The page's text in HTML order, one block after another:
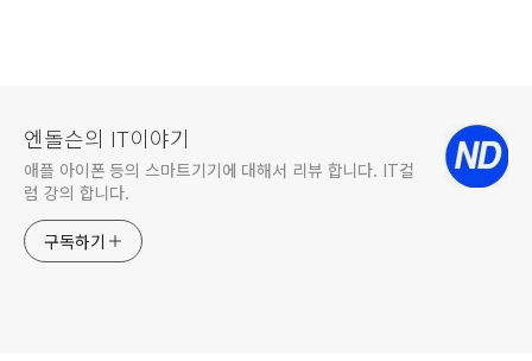
엔돌슨의 IT이야기
애플 아이폰 등의 스마트기기에 대해서 리뷰 합니다. IT컬
럼 강의 합니다.
구독하기